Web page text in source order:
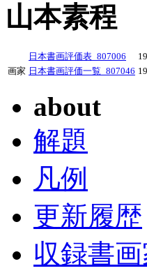
山本素程
日本書画評価表_807006
画家 日本書画評価一覧_807046
about
解題
凡例
更新履歴
収録書